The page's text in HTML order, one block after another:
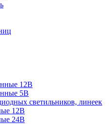
12В
5В
светильников, линеек
12В
24В